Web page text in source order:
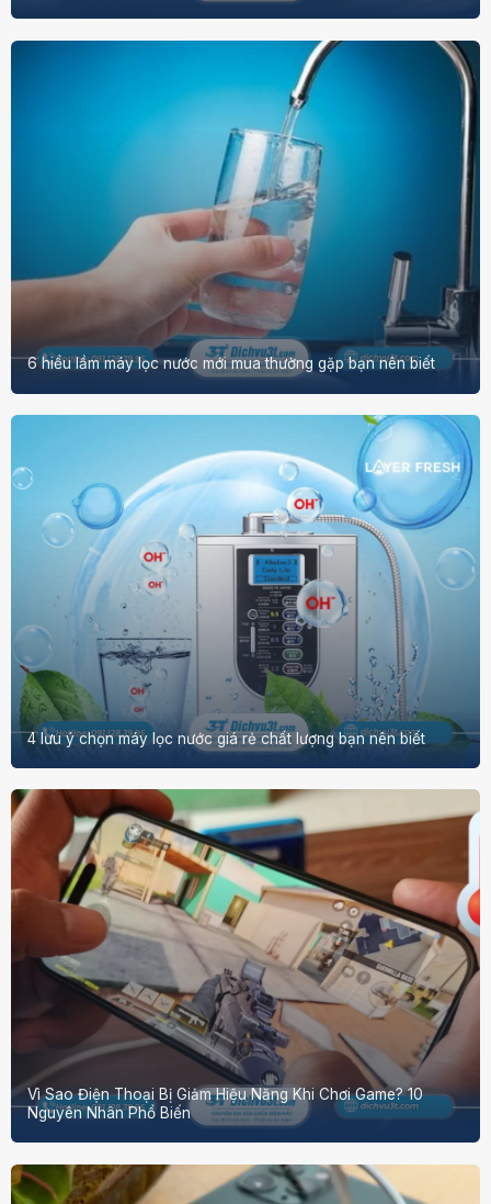
6 hiểu lầm máy lọc nước mới mua thường gặp bạn nên biết
4 lưu ý chọn máy lọc nước giá rẻ chất lượng bạn nên biết
Vì Sao Điện Thoại Bị Giảm Hiệu Năng Khi Chơi Game? 10
Nguyên Nhân Phổ Biến